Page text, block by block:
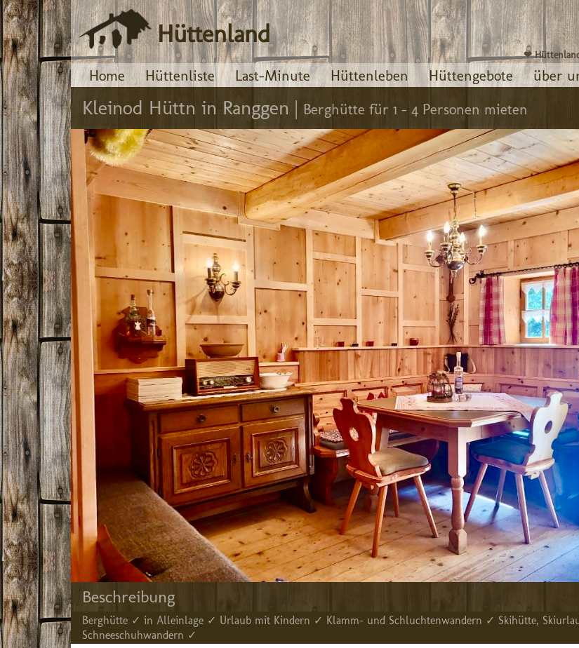
❤ Hüttenland
Hüttenland
Home Hüttenliste Last-Minute Hüttenleben Hüttengebote über
Kleinod Hüttn in Ranggen | Berghütte für 1 - 4 Personen mieten
Beschreibung
Berghütte ✓ in Alleinlage ✓ Urlaub mit Kindern ✓ Klamm- und Schluchtenwandern ✓ Skihütte,
Schneeschuhwandern ✓